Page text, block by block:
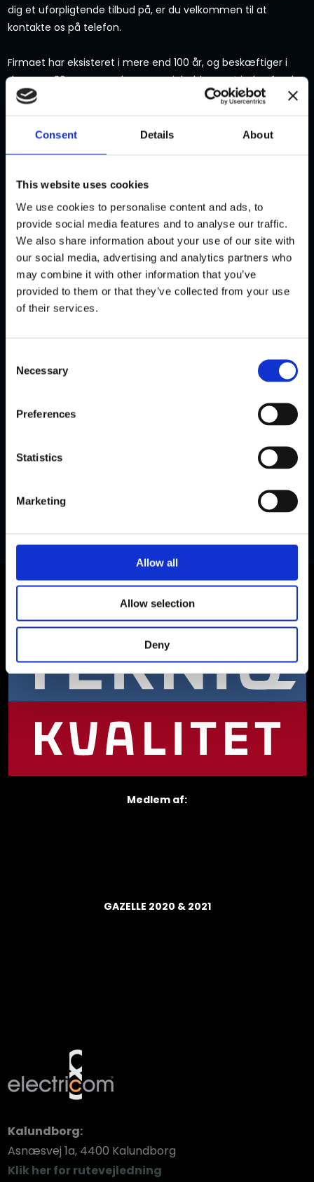
Consent Details About
This website uses cookies
We use cookies to personalise content and ads, to
provide social media features and to analyse our traffic.
We also share information about your use of our site with
our social media, advertising and analytics partners who
may combine it with other information that you’ve
provided to them or that they’ve collected from your use
of their services.
Selection
Necessary
Preferences
Statistics
Marketing
Allow all
Allow selection
Deny
dig et uforpligtende tilbud på, er du velkommen til at
kontakte os på telefon.
Firmaet har eksisteret i mere end 100 år, og beskæftiger i
dag over 30 personer, der er specialuddannnet inden for de
kerneområder vi beskæftiger os med.
Vi har afdelinger i
Ønsker du et uforpligtende tilbud?
Vi besvarer henvendelser inden for førstkommende
arbejdsdag. ​Felter markeret med * skal udfyldes.
Godkendt & certificeret​ af:
Medlem af​:
GAZELLE 2020 & 2021
Kalundborg:​
​Asnæsvej 1a, 4400 Kalundborg
Klik her for rutevejledning